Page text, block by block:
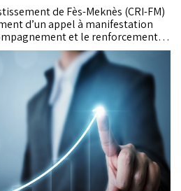
de Fès-Meknès (CRI-FM)
d’un appel à manifestation
et le renforcement
de dirigeants d’entreprise.